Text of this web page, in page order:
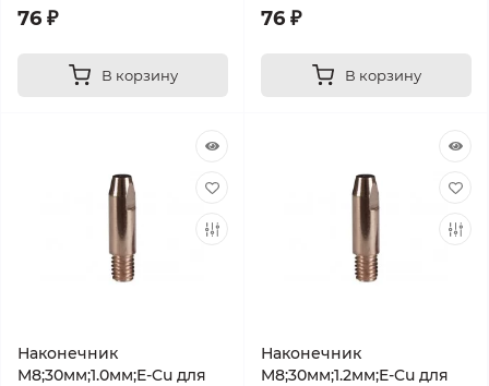
76 ₽
В корзину
76 ₽
В корзину
Наконечник
M8;30мм;1.0мм;E-Cu для
Наконечник
M8;30мм;1.2мм;E-Cu для